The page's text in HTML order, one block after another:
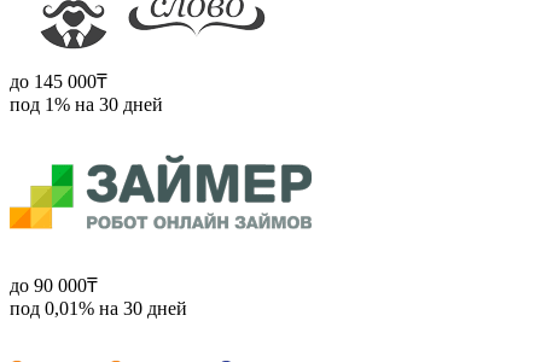
до 145 000₸
под 1% на 30 дней
до 90 000₸
под 0,01% на 30 дней